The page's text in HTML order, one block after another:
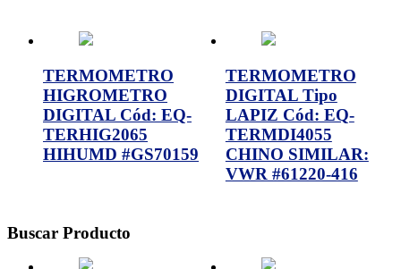
TERMOMETRO
HIGROMETRO
DIGITAL Cód: EQ-
TERHIG2065
HIHUMD #GS70159
TERMOMETRO
DIGITAL Tipo
LAPIZ Cód: EQ-
TERMDI4055
CHINO SIMILAR:
VWR #61220-416
Buscar Producto